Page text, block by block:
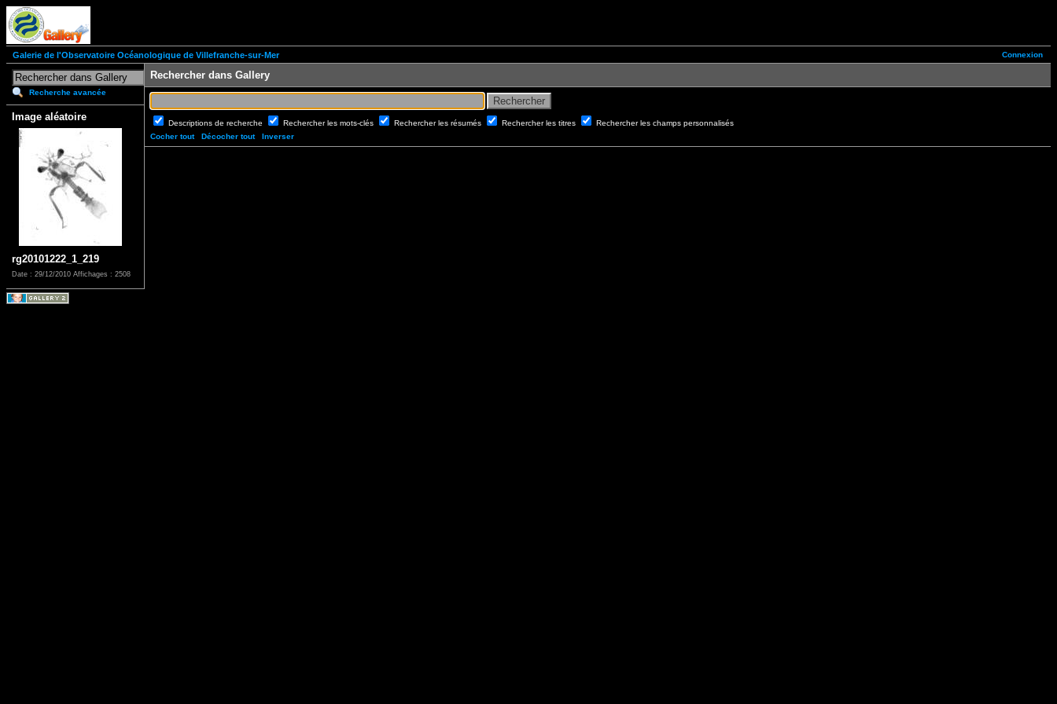
Connexion
Galerie de l'Observatoire Océanologique de Villefranche-sur-Mer
Recherche avancée
Image aléatoire
rg20101222_1_219
Date : 29/12/2010 Affichages : 2508
Rechercher dans Gallery
Descriptions de recherche Rechercher les mots-clés Rechercher les résumés Rechercher les titres
Rechercher les champs personnalisés
Cocher tout
Décocher tout Inverser